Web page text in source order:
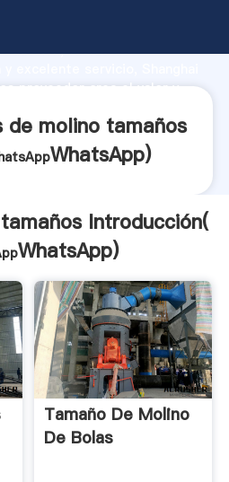
fuerza de
proveedor crea el valor y
de molino tamaños
WhatsApp)
Introducción(
WhatsApp)
Tamaño De Molino
De Bolas